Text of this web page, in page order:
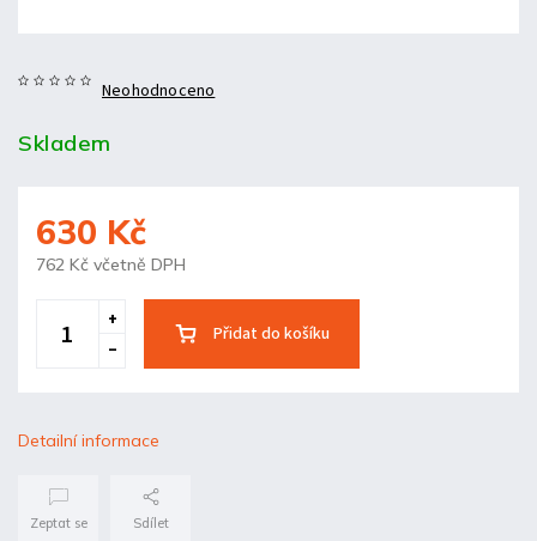
Neohodnoceno
Skladem
630 Kč
762 Kč včetně DPH
Přidat do košíku
Detailní informace
Zeptat se Sdílet